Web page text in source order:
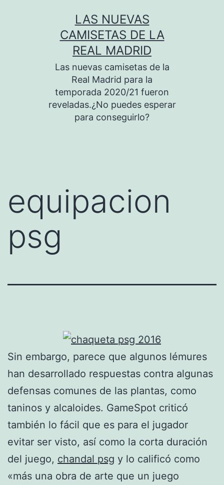
LAS NUEVAS
CAMISETAS DE LA
REAL MADRID
Las nuevas camisetas de la
Real Madrid para la
temporada 2020/21 fueron
reveladas.¿No puedes esperar
para conseguirlo?
equipacion
psg
Sin embargo, parece que algunos lémures
han desarrollado respuestas contra algunas
defensas comunes de las plantas, como
taninos y alcaloides. GameSpot criticó
también lo fácil que es para el jugador
evitar ser visto, así como la corta duración
del juego, chandal psg y lo calificó como
«más una obra de arte que un juego